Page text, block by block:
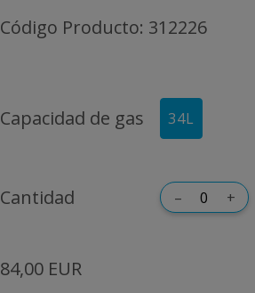
Código Producto: 312226
Capacidad de gas 34L
Cantidad – +
84,00 EUR